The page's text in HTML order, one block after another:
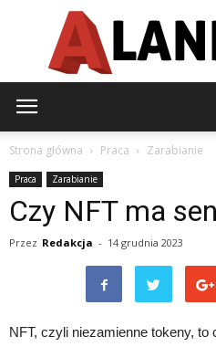
Strona główna Praca Zarabianie
Praca Zarabianie
Czy NFT ma
Przez Redakcja - 14 grudnia 2023
NFT, czyli niezamienne tokeny,